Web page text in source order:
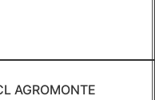
AGROMONTE